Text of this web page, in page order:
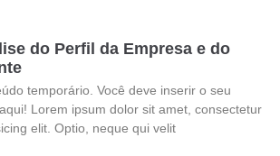
do Perfil da Empresa e do
temporário. Você deve inserir o seu
Lorem ipsum dolor sit amet, consectetur
elit. Optio, neque qui velit